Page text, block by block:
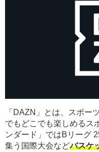
「DAZN」とは、スポー
でもどこでも楽しめるス
ンダード」ではBリーグ
集う国際大会などバスケ